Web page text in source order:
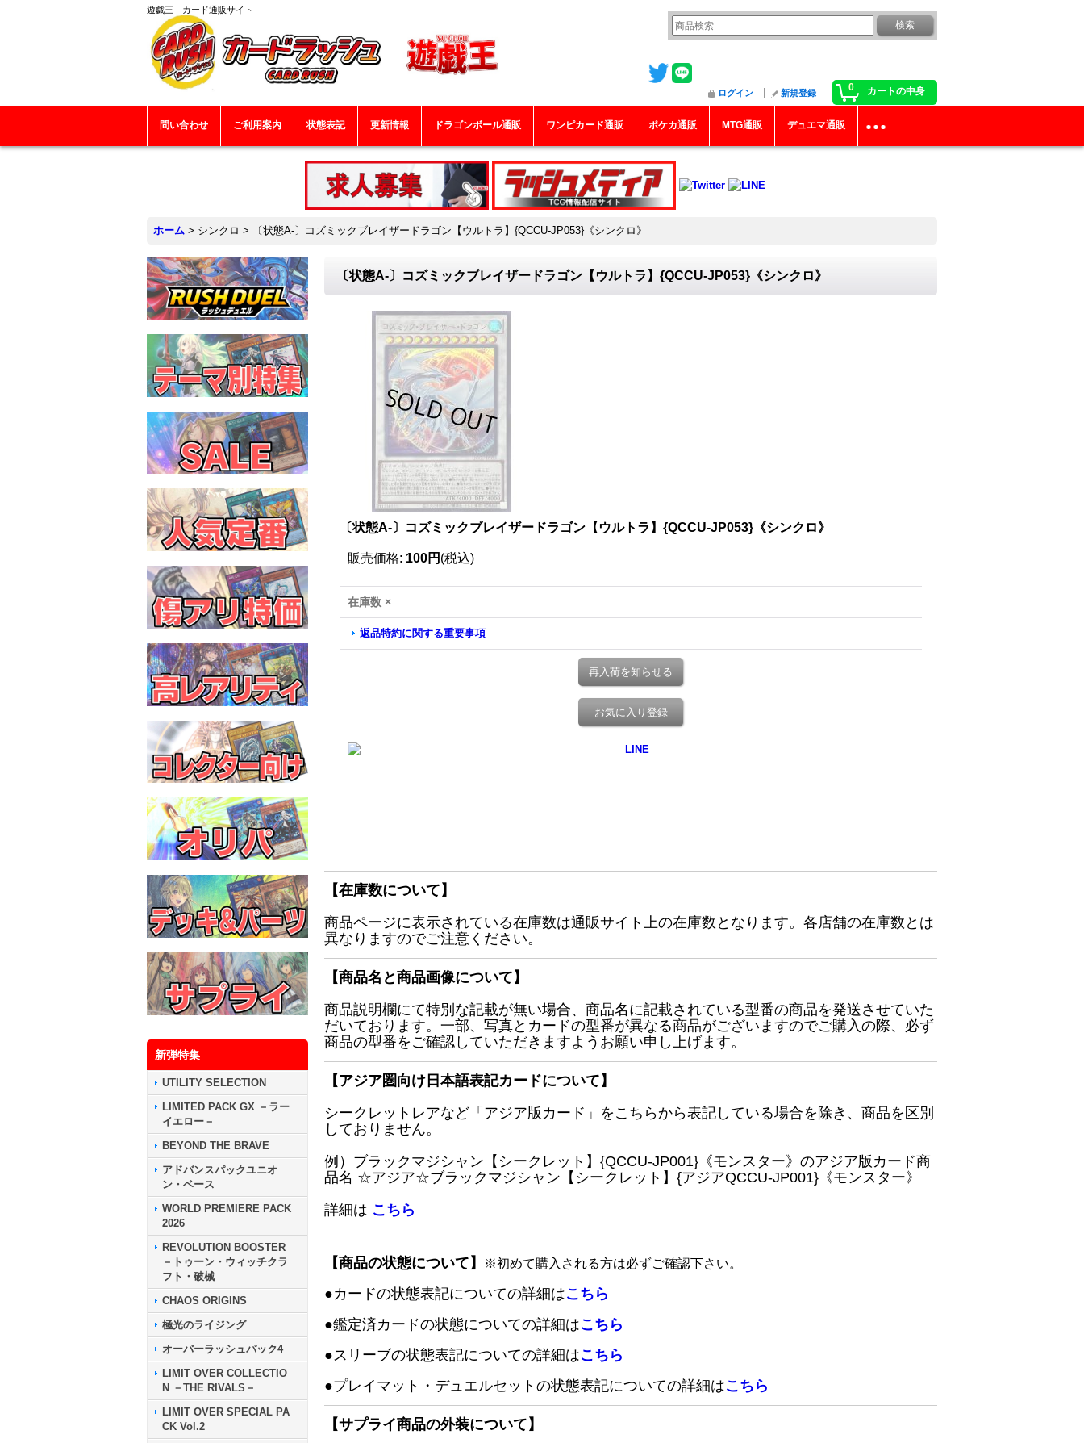
遊戯王 カード通販サイト
0 カートの中身
ログイン 新規登録
問い合わせ ご利用案内 状態表記 更新情報 ドラゴンボール通販 ワンピカード通販 ポケカ通販 MTG通販 デュエマ通販
ホーム > シンクロ > 〔状態A-〕コズミックブレイザードラゴン【ウルトラ】{QCCU-JP053}《シンクロ》
新弾特集
UTILITY SELECTION
LIMITED PACK GX －ラー
イエロー－
BEYOND THE BRAVE
アドバンスパックユニオ
ン・ベース
WORLD PREMIERE PACK
2026
REVOLUTION BOOSTER
－トゥーン・ウィッチクラ
フト・破械
CHAOS ORIGINS
極光のライジング
オーバーラッシュパック4
LIMIT OVER COLLECTIO
N －THE RIVALS－
LIMIT OVER SPECIAL PA
CK Vol.2
〔状態A-〕コズミックブレイザードラゴン【ウルトラ】{QCCU-JP053}《シンクロ》
〔状態A-〕コズミックブレイザードラゴン【ウルトラ】{QCCU-JP053}《シンクロ》
販売価格: 100円 (税込)
在庫数 ×
返品特約に関する重要事項
再入荷を知らせる
お気に入り登録
【在庫数について】
商品ページに表示されている在庫数は通販サイト上の在庫数となります。各店舗の在庫数とは
異なりますのでご注意ください。
【商品名と商品画像について】
商品説明欄にて特別な記載が無い場合、商品名に記載されている型番の商品を発送させていた
だいております。一部、写真とカードの型番が異なる商品がございますのでご購入の際、必ず
商品の型番をご確認していただきますようお願い申し上げます。
【アジア圏向け日本語表記カードについて】
シークレットレアなど「アジア版カード」をこちらから表記している場合を除き、商品を区別
しておりません。
例）ブラックマジシャン【シークレット】{QCCU-JP001}《モンスター》のアジア版カード商
品名 ☆アジア☆ブラックマジシャン【シークレット】{アジアQCCU-JP001}《モンスター》
詳細は こちら
【商品の状態について】 ※初めて購入される方は必ずご確認下さい。
●カードの状態表記についての詳細はこちら
●鑑定済カードの状態についての詳細はこちら
●スリーブの状態表記についての詳細はこちら
●プレイマット・デュエルセットの状態表記についての詳細はこちら
【サプライ商品の外装について】